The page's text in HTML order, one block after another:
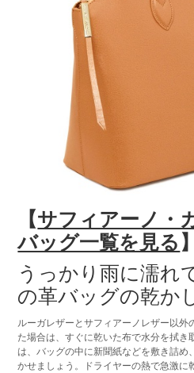
【サフィアーノ・
バッグ一覧を見る】
うっかり雨に濡れ
の革バッグの乾か
ルーガレザーとサフィアーノレザー以外
た場合は、すぐに乾いた布で水分を拭き
は、バッグの中に新聞紙などを敷き詰め
かせましょう。ドライヤーの熱で急激に